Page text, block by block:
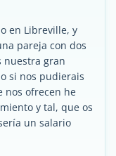
en Libreville, y
pareja con dos
nuestra gran
si nos pudierais
nos ofrecen he
y tal, que os
un salario